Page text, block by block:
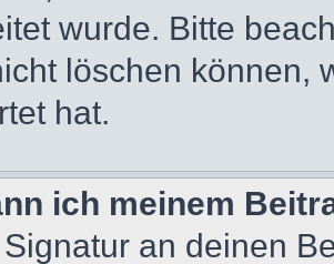
wurde. Bitte
löschen können,
hat.
ich meinem
an deinen